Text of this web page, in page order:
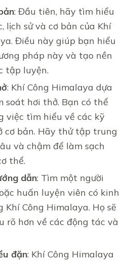
: Đầu tiên, hãy tìm hiểu
lịch sử và cơ bản của Khí
Điều này giúp bạn hiểu
pháp này và tạo nền
tập luyện.
: Khí Công Himalaya dựa
soát hơi thở. Bạn có thể
việc tìm hiểu về các kỹ
cơ bản. Hãy thử tập trung
và chậm để làm sạch
thể.
dẫn: Tìm một người
huấn luyện viên có kinh
Khí Công Himalaya. Họ sẽ
rõ hơn về các động tác và
đặn: Khí Công Himalaya